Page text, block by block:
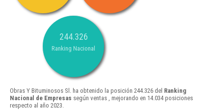
244.326
Ranking Nacional
Obras Y Bituminosos Sl. ha obtenido la posición 244.326 del Ranking
Nacional de Empresas según ventas , mejorando en 14.034 posiciones
respecto al año 2023.